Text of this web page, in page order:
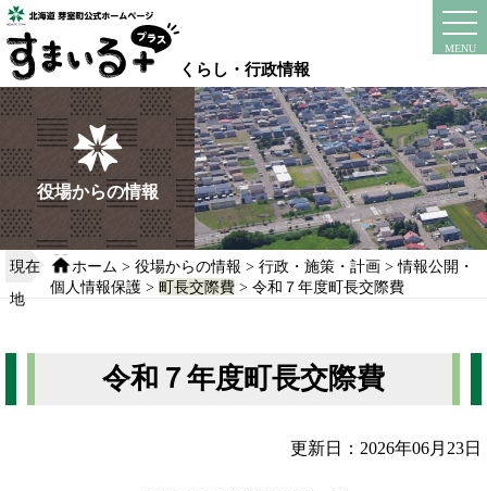
本
文
へ
移
動
る
くらし・行政情報
MENU
instagram
役場からの情報
現在
地
ホーム >役場からの情報 >行政・施策・計画 >情報公開・
個人情報保護 >町長交際費 > 令和７年度町長交際費
令和７年度町長交際費
更新日：2026年06月23日